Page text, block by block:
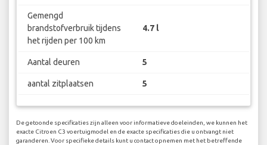
Gemengd
brandstofverbruik tijdens
het rijden per 100 km
4.7 l
Aantal deuren 5
aantal zitplaatsen 5
De getoonde specificaties zijn alleen voor informatieve doeleinden, we kunnen het
exacte Citroen C3 voertuigmodel en de exacte specificaties die u ontvangt niet
garanderen. Voor specifieke details kunt u contact opnemen met het betreffende